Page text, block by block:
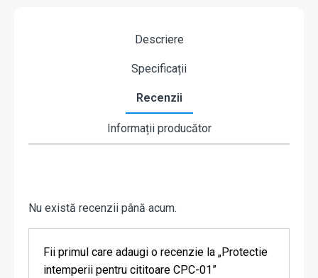
Descriere
Specificații
Recenzii
Informații producător
Nu există recenzii până acum.
Fii primul care adaugi o recenzie la „Protectie
intemperii pentru cititoare CPC-01”